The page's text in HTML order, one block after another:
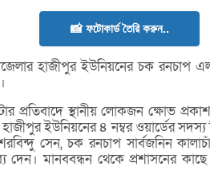
📸 ফটোকার্ড তৈরি করুন..
হাজীপুর ইউনিয়নের চক রনচাপ
প্রতিবাদে স্থানীয় লোকজন ক্ষোভ
ইউনিয়নের ৪ নম্বর ওয়ার্ডের
সেন, চক রনচাপ সার্বজনিন
মানববন্ধন থেকে প্রশাসনের কাছে